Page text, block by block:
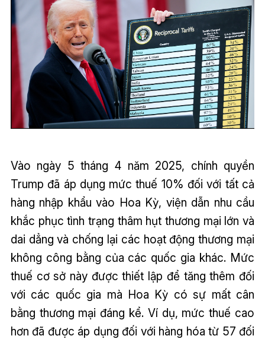
Vào ngày 5 tháng 4 năm 2025, chính quyền
Trump đã áp dụng mức thuế 10% đối với tất cả
hàng nhập khẩu vào Hoa Kỳ, viện dẫn nhu cầu
khắc phục tình trạng thâm hụt thương mại lớn và
dai dẳng và chống lại các hoạt động thương mại
không công bằng của các quốc gia khác. Mức
thuế cơ sở này được thiết lập để tăng thêm đối
với các quốc gia mà Hoa Kỳ có sự mất cân
bằng thương mại đáng kể. Ví dụ, mức thuế cao
hơn đã được áp dụng đối với hàng hóa từ 57 đối